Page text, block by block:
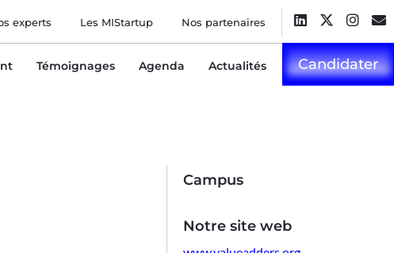
experts Les MIStartup Nos partenaires
Témoignages Agenda Actualités Candidater
Campus
Notre site web